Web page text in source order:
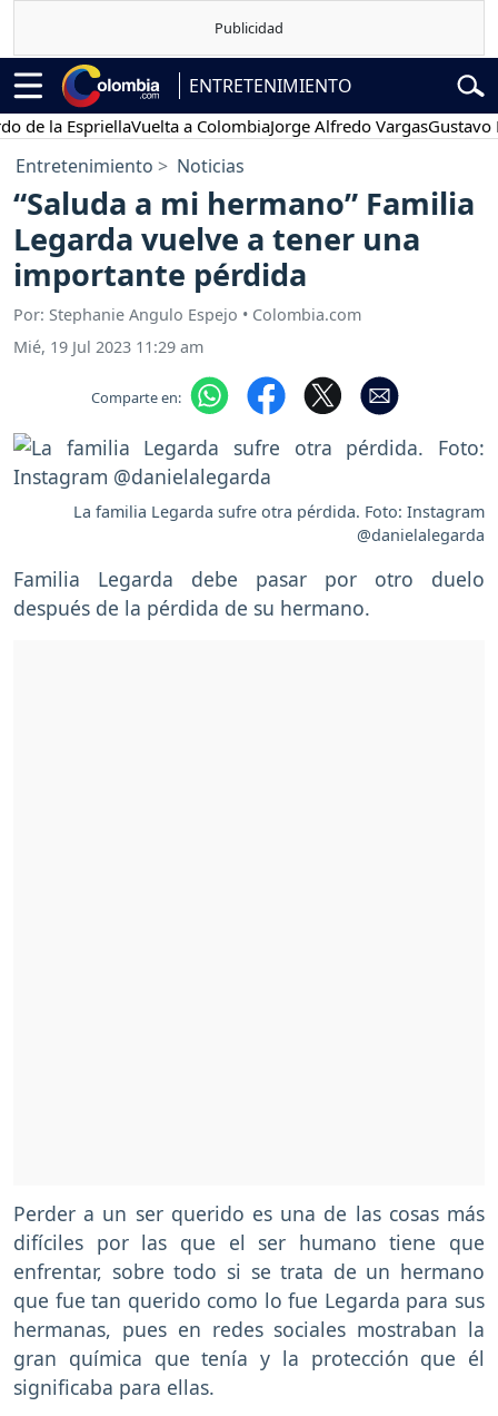
ENTRETENIMIENTO
EspriellaVuelta a ColombiaJorge Alfredo VargasGustavo Petro
Entretenimiento Noticias
“Saluda a mi hermano” Familia
Legarda vuelve a tener una
importante pérdida
Por: Stephanie Angulo Espejo • Colombia.com
Mié, 19 Jul 2023 11:29 am
Comparte en:
La familia Legarda sufre otra pérdida. Foto: Instagram
@danielalegarda
Familia Legarda debe pasar por otro duelo
después de la pérdida de su hermano.
Perder a un ser querido es una de las cosas más
difíciles por las que el ser humano tiene que
enfrentar, sobre todo si se trata de un hermano
que fue tan querido como lo fue Legarda para sus
hermanas, pues en redes sociales mostraban la
gran química que tenía y la protección que él
significaba para ellas.